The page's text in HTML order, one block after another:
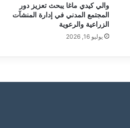
والي كيدي ماغا يبحث تعزيز دور
المجتمع المدني في إدارة المنشآت
الزراعية والرعوية
يوليو 16, 2026